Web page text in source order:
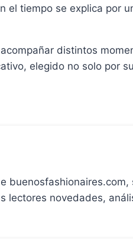
el tiempo se explica por
distintos
elegido no solo por
lectores novedades,